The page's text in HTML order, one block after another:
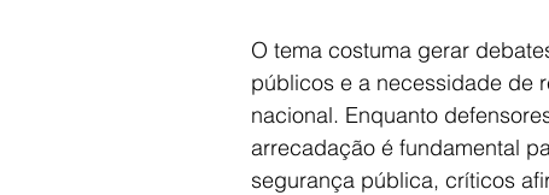
O tema costuma gerar
públicos e a necessidade de
nacional. Enquanto
arrecadação é fundamental
segurança pública, críticos